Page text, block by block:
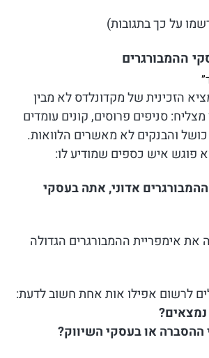
על כך בתגובות)
הזכינית של מקדונלדס לא מבין
סניפים פרוסים, קונים עומדים
כושל והבנקים לא מאשרים הלוואות.
פוגש איש כספים שמודיע לו:
אדוני, אתה בעסקי
אימפריית ההמבורגרים הגדולה
לרשום אפילו אות אחת חשוב לדעת:
או בעסקי השיווק?